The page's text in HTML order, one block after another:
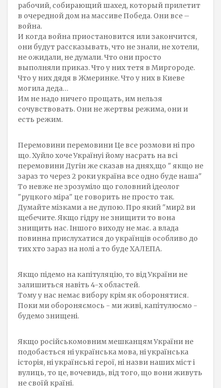
рабочий, собирающий шахед, который прилетит
в очередной дом на массиве Победа. Они все –
война.
И когда война приостановится или закончится,
они будут рассказывать, что не знали, не хотели,
не ожидали, не думали. Что они просто
выполняли приказ. Что у них тетя в Миргороде.
Что у них дядя в Жмеринке. Что у них в Киеве
могила деда…
Им не надо ничего прощать, им нельзя
сочувствовать. Они не жертвы режима, они и
есть режим.
Перемовини перемовини Це все розмови ні про
що. Хуйло хоче Українуі йому насрать на всі
перемовини Дугін же сказав на днях,що " якщо не
зараз то через 2 роки україна все одно буде наша"
То невже не зрозуміло що головний ідеолог
"руцкого міра" це говорить не просто так.
Думайте мізками а не дупою. Про який "мир2 ви
щебечите. Якщо гідру не знищити то вона
знищить нас. Іншого виходу не має. а влада
повинна прислухатися до українців особливо до
тих хто зараз на нолі а то буде ХАЛЕПА.
Якщо підемо на капітуляцію, то від України не
залишиться навіть 4-х областей.
Тому у нас немає вибору крім як оборонятися.
Поки ми обороняємось - ми живі, капітулюємо -
будемо знищені.
Якщо російськомовним мешканцям України не
подобається ні українська мова, ні українська
історія, ні українські герої, ні назви наших міст і
вулиць, то це, вочевидь, від того, що вони живуть
не своїй країні.